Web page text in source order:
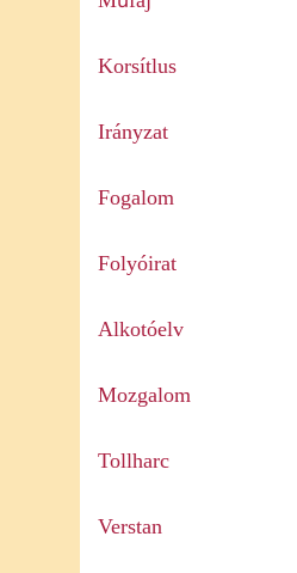
Korsítlus
Irányzat
Fogalom
Folyóirat
Alkotóelv
Mozgalom
Tollharc
Verstan